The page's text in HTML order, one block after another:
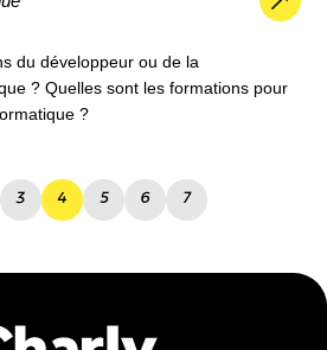
du développeur ou de la
? Quelles sont les formations pour
?
3 4 5 6 7